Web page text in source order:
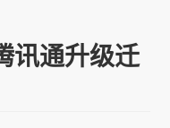
讯通升级迁